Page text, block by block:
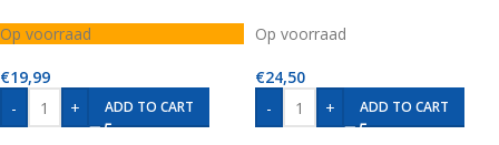
Op voorraad
€19,99
-
+ ADD TO CART
Op voorraad
€24,50
-
+ ADD TO CART